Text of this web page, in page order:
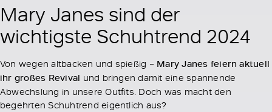
Mary Janes sind der
wichtigste Schuhtrend 2024
Von wegen altbacken und spießig – Mary Janes feiern aktuell
ihr großes Revival und bringen damit eine spannende
Abwechslung in unsere Outfits. Doch was macht den
begehrten Schuhtrend eigentlich aus?